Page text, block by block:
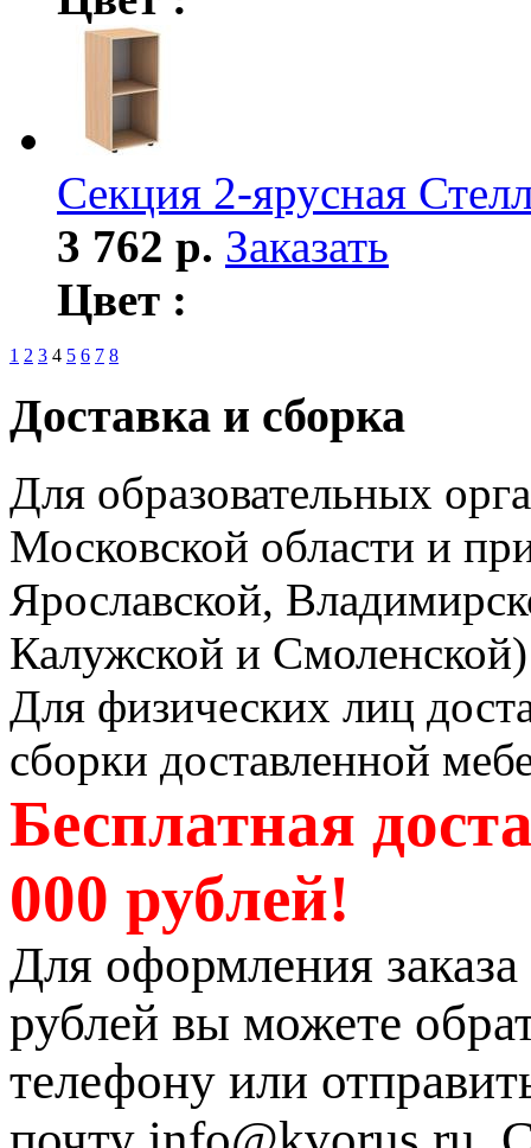
Секция 2-ярусная
3 762 р. Заказать
Цвет :
1 2 3 4 5 6 7 8
Доставка и сборка
Для образовательных
Московской области и
Ярославской,
Калужской и Смоленской)
Для физических лиц
сборки доставленной
Бесплатная
000 рублей!
Для оформления
рублей вы можете
телефону или